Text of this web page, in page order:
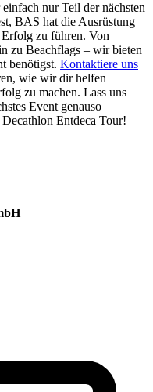
nur Teil der nächsten
BAS hat die Ausrüstung
zu führen. Von
zu Beachflags – wir bieten
benötigst. Kontaktiere uns
wie wir dir helfen
zu machen. Lass uns
Event genauso
Entdeca Tour!